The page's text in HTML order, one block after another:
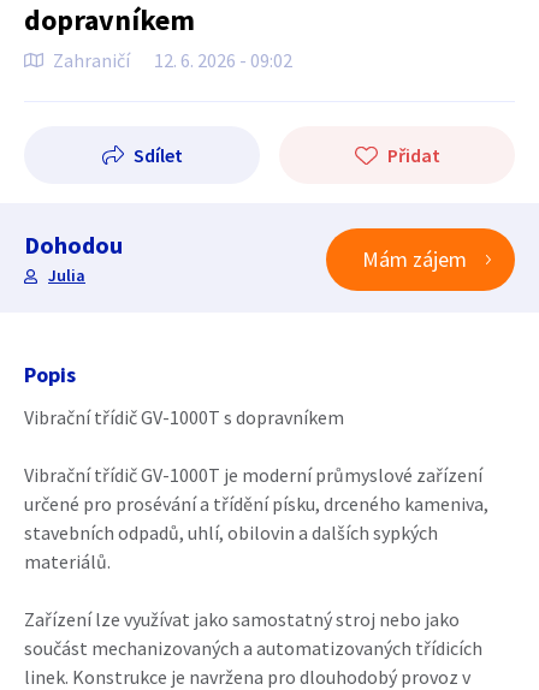
dopravníkem
Zahraničí 12. 6. 2026 - 09:02
Sdílet Přidat
Dohodou
Julia
Mám zájem
Popis
Vibrační třídič GV-1000T s dopravníkem
Vibrační třídič GV-1000T je moderní průmyslové zařízení
určené pro prosévání a třídění písku, drceného kameniva,
stavebních odpadů, uhlí, obilovin a dalších sypkých
materiálů.
Zařízení lze využívat jako samostatný stroj nebo jako
součást mechanizovaných a automatizovaných třídicích
linek. Konstrukce je navržena pro dlouhodobý provoz v